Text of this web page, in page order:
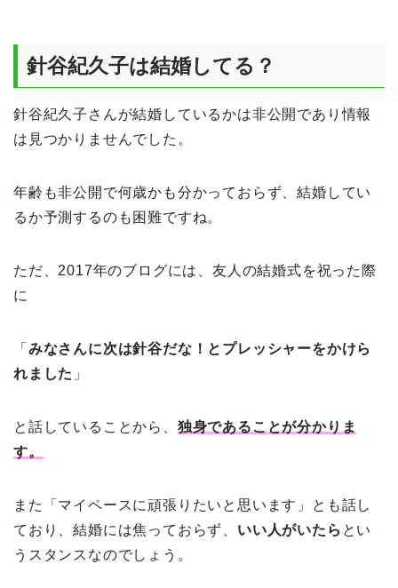
針谷紀久子は結婚してる？
針谷紀久子さんが結婚しているかは非公開であり情報
は見つかりませんでした。
年齢も非公開で何歳かも分かっておらず、結婚してい
るか予測するのも困難ですね。
ただ、2017年のブログには、友人の結婚式を祝った際
に
「 みなさんに次は針谷だな！とプレッシャーをかけら
れました 」
と話していることから、 独身であることが分かりま
す。
また「マイペースに頑張りたいと思います」とも話し
ており、結婚には焦っておらず、 いい人がいたら とい
うスタンスなのでしょう。